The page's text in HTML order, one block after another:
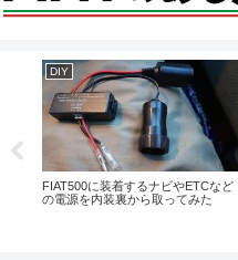
DIY
FIAT500に装着するナビやETCなど
の電源を内装裏から取ってみた